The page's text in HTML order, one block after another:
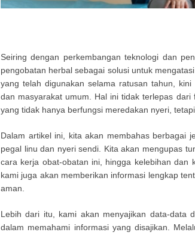
Seiring dengan perkembangan teknologi dan
pengobatan herbal sebagai solusi untuk
yang telah digunakan selama ratusan tahun,
dan masyarakat umum. Hal ini tidak terlepas
yang tidak hanya berfungsi meredakan nyeri,
Dalam artikel ini, kita akan membahas berbagai
pegal linu dan nyeri sendi. Kita akan mengupas
cara kerja obat-obatan ini, hingga kelebihan dan
kami juga akan memberikan informasi lengkap
aman.
Lebih dari itu, kami akan menyajikan data-data
dalam memahami informasi yang disajikan.